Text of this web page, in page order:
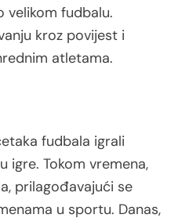
velikom fudbalu.
kroz povijest i
atletama.
fudbala igrali
igre. Tokom vremena,
prilagođavajući se
u sportu. Danas,